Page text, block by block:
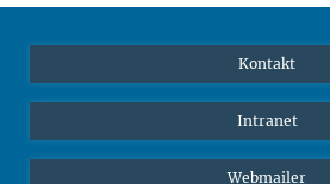
Kontakt
Intranet
Webmailer